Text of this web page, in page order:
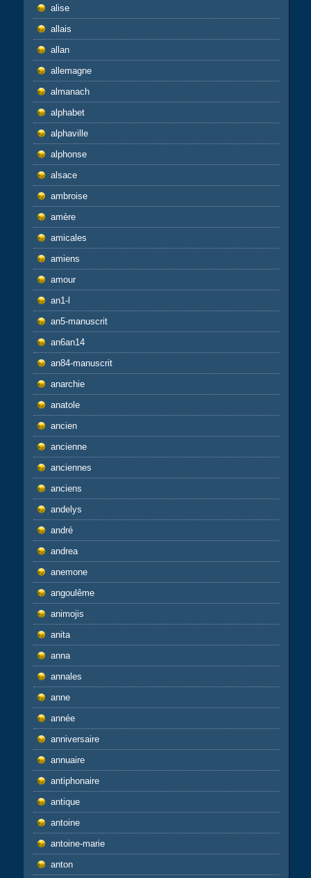
alise
allais
allan
allemagne
almanach
alphabet
alphaville
alphonse
alsace
ambroise
amère
amicales
amiens
amour
an1-l
an5-manuscrit
an6an14
an84-manuscrit
anarchie
anatole
ancien
ancienne
anciennes
anciens
andelys
andré
andrea
anemone
angoulême
animojis
anita
anna
annales
anne
année
anniversaire
annuaire
antiphonaire
antique
antoine
antoine-marie
anton